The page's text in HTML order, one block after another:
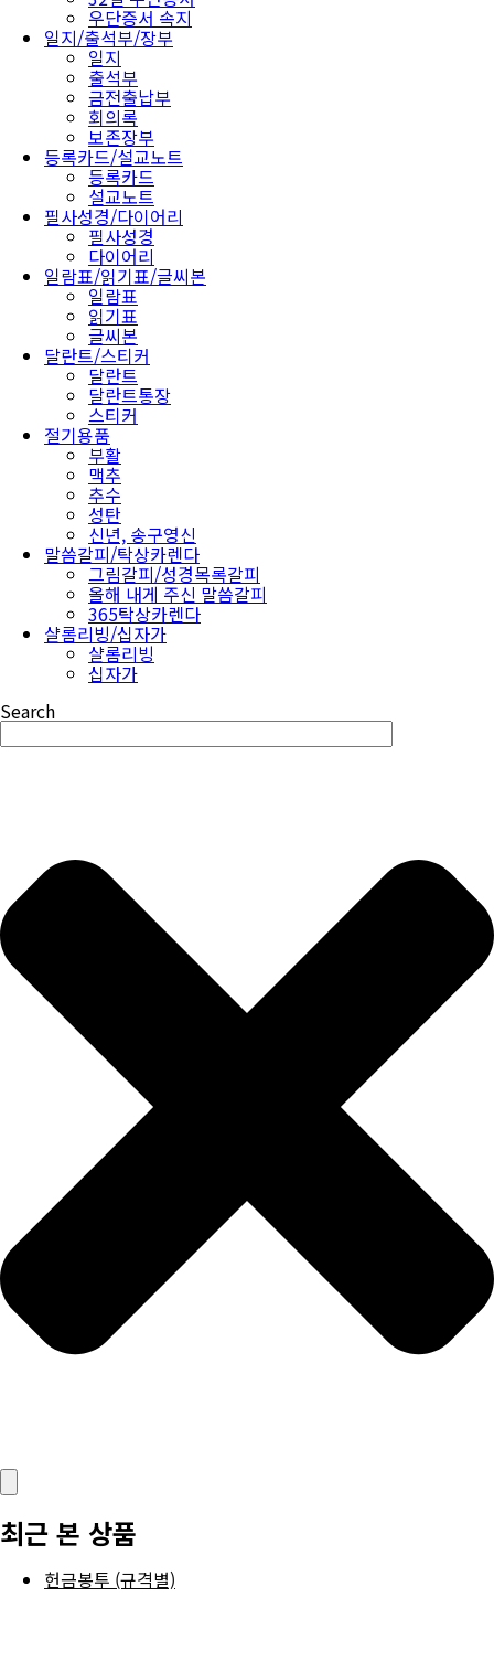
우단증서 속지
일지/출석부/장부
일지
출석부
금전출납부
회의록
보존장부
등록카드/설교노트
등록카드
설교노트
필사성경/다이어리
필사성경
다이어리
일람표/읽기표/글씨본
일람표
읽기표
글씨본
달란트/스티커
달란트
달란트통장
스티커
절기용품
부활
맥추
추수
성탄
신년, 송구영신
말씀갈피/탁상카렌다
그림갈피/성경목록갈피
올해 내게 주신 말씀갈피
365탁상카렌다
샬롬리빙/십자가
샬롬리빙
십자가
Search
최근 본 상품
헌금봉투 (규격별)